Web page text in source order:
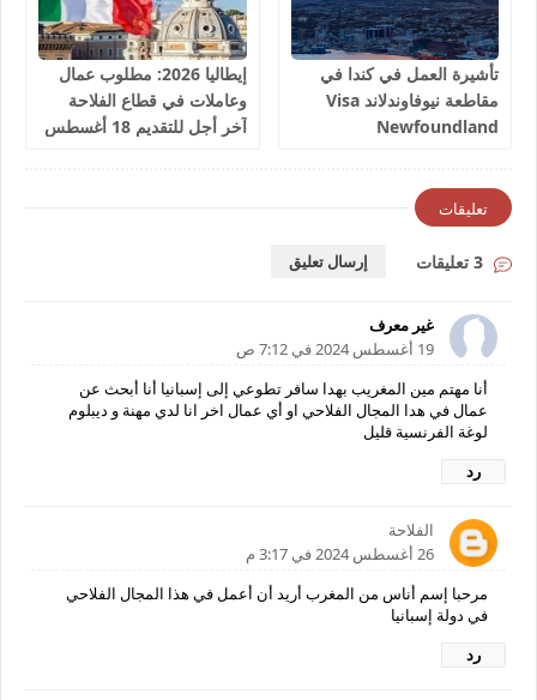
تأشيرة العمل في كندا في
مقاطعة نيوفاوندلاند Visa
Newfoundland
إيطاليا 2026: مطلوب عمال
وعاملات في قطاع الفلاحة
آخر أجل للتقديم 18 أغسطس
تعليقات
إرسال تعليق
غير معرف
19 أغسطس 2024 في 7:12 ص
أنا مهتم مين المغريب بهدا سافر تطوعي إلى إسبانيا أنا أبحث عن
عمال في هدا المجال الفلاحي او أي عمال اخر انا لدي مهنة و ديبلوم
لوغة الفرنسية قليل
رد
الفلاحة
26 أغسطس 2024 في 3:17 م
مرحبا إسم أناس من المغرب أريد أن أعمل في هذا المجال الفلاحي
في دولة إسبانيا
رد